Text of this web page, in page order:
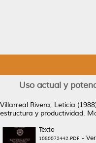
Uso actual y
Villarreal Rivera, Leticia
estructura y productividad.
Texto
1080072442.PDF -